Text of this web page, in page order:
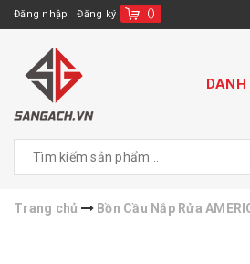
Đăng nhập Đăng ký ()
DANH
Trang chủ Bồn Cầu Nắp Rửa